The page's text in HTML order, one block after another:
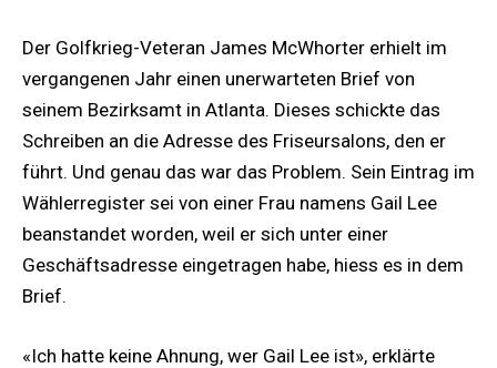
Der Golfkrieg-Veteran James McWhorter erhielt im
vergangenen Jahr einen unerwarteten Brief von
seinem Bezirksamt in Atlanta. Dieses schickte das
Schreiben an die Adresse des Friseursalons, den er
führt. Und genau das war das Problem. Sein Eintrag im
Wählerregister sei von einer Frau namens Gail Lee
beanstandet worden, weil er sich unter einer
Geschäftsadresse eingetragen habe, hiess es in dem
Brief.
«Ich hatte keine Ahnung, wer Gail Lee ist», erklärte